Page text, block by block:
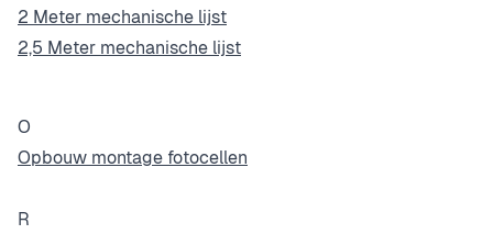
2 Meter mechanische lijst
2,5 Meter mechanische lijst
O
Opbouw montage fotocellen
R